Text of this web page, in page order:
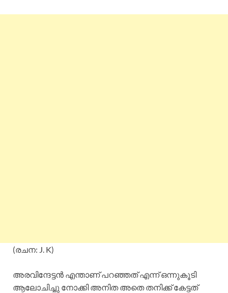
(രചന: J. K)
അരവിന്ദേട്ടൻ എന്താണ് പറഞ്ഞത് എന്ന് ഒന്നുകൂടി
ആലോചിച്ചു നോക്കി അനിത അതെ തനിക്ക് കേട്ടത്